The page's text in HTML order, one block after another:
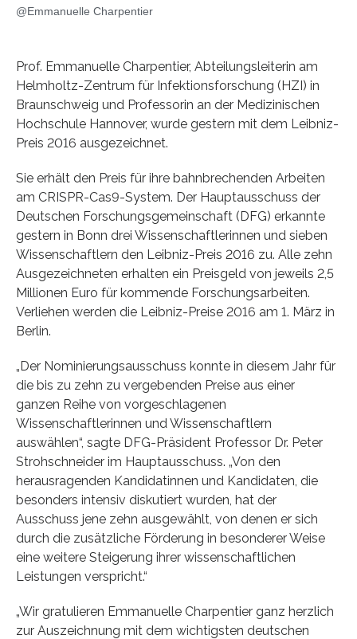
@Emmanuelle Charpentier
Prof. Emmanuelle Charpentier, Abteilungsleiterin am
Helmholtz-Zentrum für Infektionsforschung (HZI) in
Braunschweig und Professorin an der Medizinischen
Hochschule Hannover, wurde gestern mit dem Leibniz-
Preis 2016 ausgezeichnet.
Sie erhält den Preis für ihre bahnbrechenden Arbeiten
am CRISPR-Cas9-System. Der Hauptausschuss der
Deutschen Forschungsgemeinschaft (DFG) erkannte
gestern in Bonn drei Wissenschaftlerinnen und sieben
Wissenschaftlern den Leibniz-Preis 2016 zu. Alle zehn
Ausgezeichneten erhalten ein Preisgeld von jeweils 2,5
Millionen Euro für kommende Forschungsarbeiten.
Verliehen werden die Leibniz-Preise 2016 am 1. März in
Berlin.
„Der Nominierungsausschuss konnte in diesem Jahr für
die bis zu zehn zu vergebenden Preise aus einer
ganzen Reihe von vorgeschlagenen
Wissenschaftlerinnen und Wissenschaftlern
auswählen“, sagte DFG-Präsident Professor Dr. Peter
Strohschneider im Hauptausschuss. „Von den
herausragenden Kandidatinnen und Kandidaten, die
besonders intensiv diskutiert wurden, hat der
Ausschuss jene zehn ausgewählt, von denen er sich
durch die zusätzliche Förderung in besonderer Weise
eine weitere Steigerung ihrer wissenschaftlichen
Leistungen verspricht.“
„Wir gratulieren Emmanuelle Charpentier ganz herzlich
zur Auszeichnung mit dem wichtigsten deutschen